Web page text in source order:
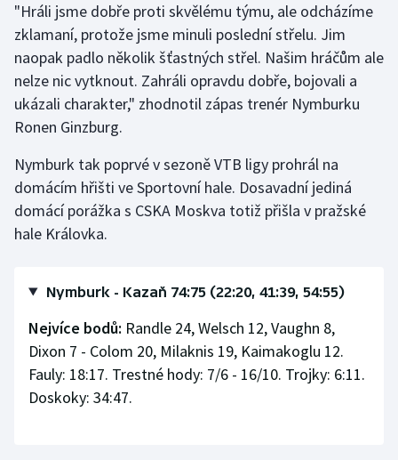
Triatlon
Veslování
Vodní slalom
Ostatní
"Hráli jsme dobře proti skvělému týmu, ale odcházíme
zklamaní, protože jsme minuli poslední střelu. Jim
naopak padlo několik šťastných střel. Našim hráčům ale
nelze nic vytknout. Zahráli opravdu dobře, bojovali a
ukázali charakter," zhodnotil zápas trenér Nymburku
Ronen Ginzburg.
Nymburk tak poprvé v sezoně VTB ligy prohrál na
domácím hřišti ve Sportovní hale. Dosavadní jediná
domácí porážka s CSKA Moskva totiž přišla v pražské
hale Královka.
Nymburk - Kazaň 74:75 (22:20, 41:39, 54:55)
Nejvíce bodů: Randle 24, Welsch 12, Vaughn 8,
Dixon 7 - Colom 20, Milaknis 19, Kaimakoglu 12.
Fauly: 18:17. Trestné hody: 7/6 - 16/10. Trojky: 6:11.
Doskoky: 34:47.